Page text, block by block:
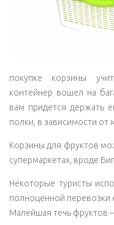
покупке корзины
контейнер вошел на
вам придется держать
полки, в зависимости от
Корзины для фруктов
супермаркетах, вроде
Некоторые туристы
полноценной
Малейшая течь фруктов